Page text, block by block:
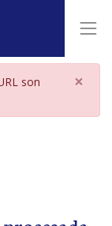
son
×